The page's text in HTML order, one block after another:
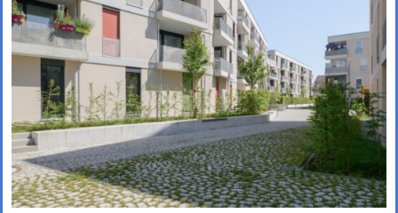
Das große kleine Haus,
München (Objektplanung)